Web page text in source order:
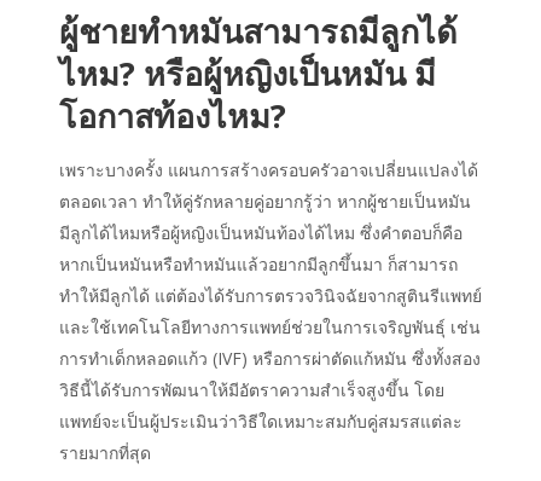
ผู้ชายทำหมันสามารถมีลูกได้
ไหม? หรือผู้หญิงเป็นหมัน มี
โอกาสท้องไหม?
เพราะบางครั้ง แผนการสร้างครอบครัวอาจเปลี่ยนแปลงได้
ตลอดเวลา ทำให้คู่รักหลายคู่อยากรู้ว่า หากผู้ชายเป็นหมัน
มีลูกได้ไหมหรือผู้หญิงเป็นหมันท้องได้ไหม ซึ่งคำตอบก็คือ
หากเป็นหมันหรือทำหมันแล้วอยากมีลูกขึ้นมา ก็สามารถ
ทำให้มีลูกได้ แต่ต้องได้รับการตรวจวินิจฉัยจากสูตินรีแพทย์
และใช้เทคโนโลยีทางการแพทย์ช่วยในการเจริญพันธุ์ เช่น
การทำเด็กหลอดแก้ว (IVF) หรือการผ่าตัดแก้หมัน ซึ่งทั้งสอง
วิธีนี้ได้รับการพัฒนาให้มีอัตราความสำเร็จสูงขึ้น โดย
แพทย์จะเป็นผู้ประเมินว่าวิธีใดเหมาะสมกับคู่สมรสแต่ละ
รายมากที่สุด